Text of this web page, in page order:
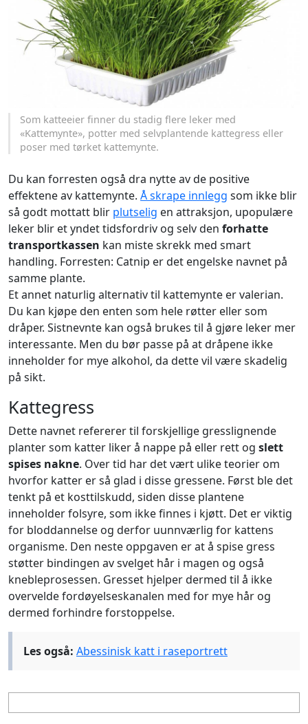
Som katteeier finner du stadig flere leker med
«Kattemynte», potter med selvplantende kattegress eller
poser med tørket kattemynte.
Du kan forresten også dra nytte av de positive
effektene av kattemynte. Å skrape innlegg som ikke blir
så godt mottatt blir plutselig en attraksjon, upopulære
leker blir et yndet tidsfordriv og selv den forhatte
transportkassen kan miste skrekk med smart
handling. Forresten: Catnip er det engelske navnet på
samme plante.
Et annet naturlig alternativ til kattemynte er valerian.
Du kan kjøpe den enten som hele røtter eller som
dråper. Sistnevnte kan også brukes til å gjøre leker mer
interessante. Men du bør passe på at dråpene ikke
inneholder for mye alkohol, da dette vil være skadelig
på sikt.
Kattegress
Dette navnet refererer til forskjellige gresslignende
planter som katter liker å nappe på eller rett og slett
spises nakne. Over tid har det vært ulike teorier om
hvorfor katter er så glad i disse gressene. Først ble det
tenkt på et kosttilskudd, siden disse plantene
inneholder folsyre, som ikke finnes i kjøtt. Det er viktig
for bloddannelse og derfor uunnværlig for kattens
organisme. Den neste oppgaven er at å spise gress
støtter bindingen av svelget hår i magen og også
knebleprosessen. Gresset hjelper dermed til å ikke
overvelde fordøyelseskanalen med for mye hår og
dermed forhindre forstoppelse.
Les også: Abessinisk katt i raseportrett